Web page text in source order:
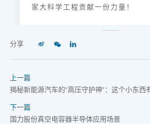
家大科学工程贡献一份力量！
分享
上一篇
揭秘新能源汽车的“高压守护神”：这个小东西
下一篇
国力股份真空电容器半导体应用场景